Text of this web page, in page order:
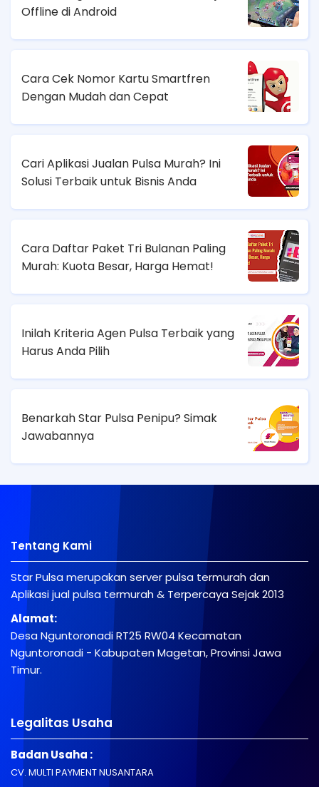
Offline di Android
Cara Cek Nomor Kartu Smartfren
Dengan Mudah dan Cepat
Cari Aplikasi Jualan Pulsa Murah? Ini
Solusi Terbaik untuk Bisnis Anda
Cara Daftar Paket Tri Bulanan Paling
Murah: Kuota Besar, Harga Hemat!
Inilah Kriteria Agen Pulsa Terbaik yang
Harus Anda Pilih
Benarkah Star Pulsa Penipu? Simak
Jawabannya
Tentang Kami
Star Pulsa merupakan server pulsa termurah dan
Aplikasi jual pulsa termurah & Terpercaya Sejak 2013
Alamat:
Desa Nguntoronadi RT25 RW04 Kecamatan
Nguntoronadi - Kabupaten Magetan, Provinsi Jawa
Timur.
Legalitas Usaha
Badan Usaha :
CV. MULTI PAYMENT NUSANTARA